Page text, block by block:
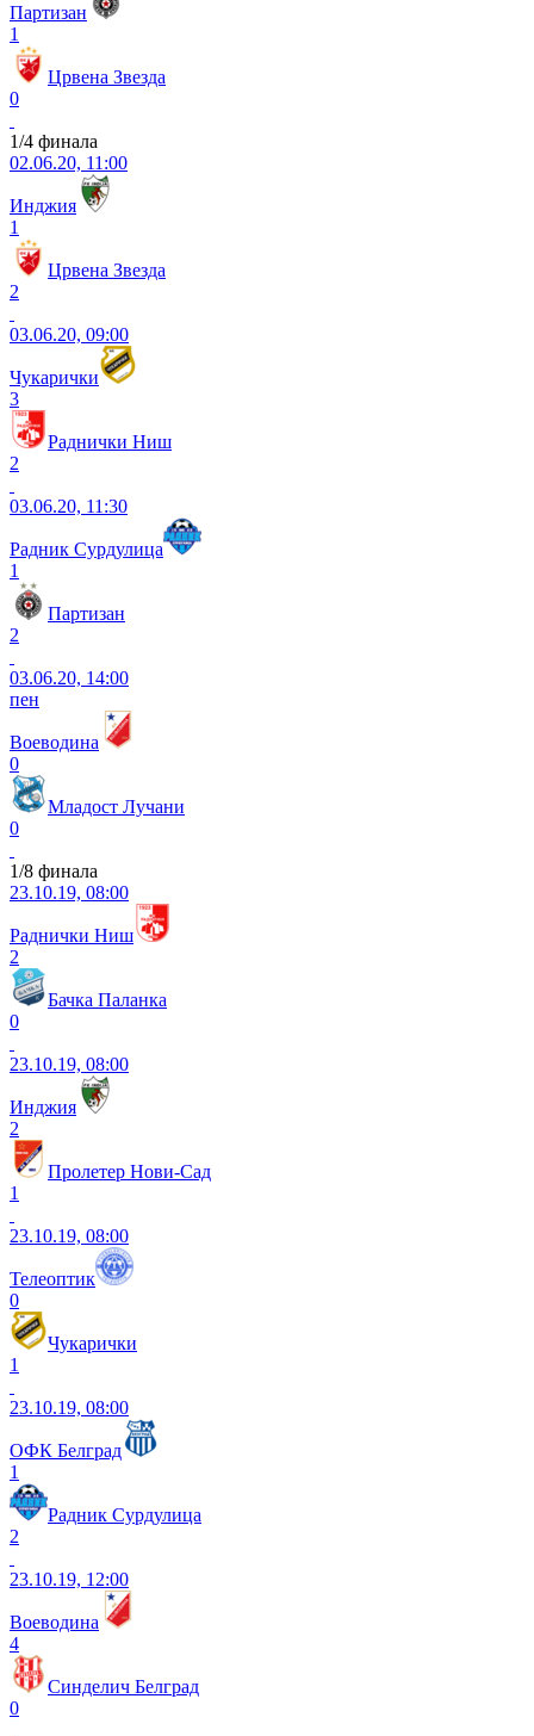
Партизан
1
Црвена Звезда
0
1/4 финала
02.06.20, 11:00
Инджия
1
Црвена Звезда
2
03.06.20, 09:00
Чукарички
3
Раднички Ниш
2
03.06.20, 11:30
Радник Сурдулица
1
Партизан
2
03.06.20, 14:00
пен
Воеводина
0
Младост Лучани
0
1/8 финала
23.10.19, 08:00
Раднички Ниш
2
Бачка Паланка
0
23.10.19, 08:00
Инджия
2
Пролетер Нови-Сад
1
23.10.19, 08:00
Телеоптик
0
Чукарички
1
23.10.19, 08:00
ОФК Белград
1
Радник Сурдулица
2
23.10.19, 12:00
Воеводина
4
Синделич Белград
0